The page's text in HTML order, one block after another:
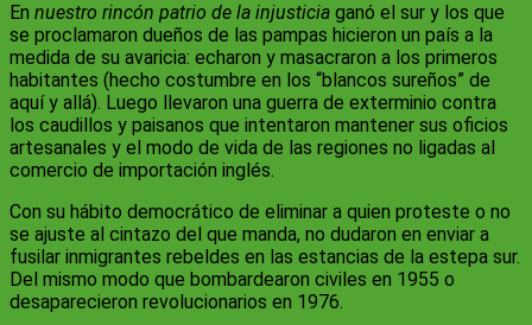
En nuestro rincón patrio de la injusticia ganó el sur y los que
se proclamaron dueños de las pampas hicieron un país a la
medida de su avaricia: echaron y masacraron a los primeros
habitantes (hecho costumbre en los “blancos sureños” de
aquí y allá). Luego llevaron una guerra de exterminio contra
los caudillos y paisanos que intentaron mantener sus oficios
artesanales y el modo de vida de las regiones no ligadas al
comercio de importación inglés.
Con su hábito democrático de eliminar a quien proteste o no
se ajuste al cintazo del que manda, no dudaron en enviar a
fusilar inmigrantes rebeldes en las estancias de la estepa sur.
Del mismo modo que bombardearon civiles en 1955 o
desaparecieron revolucionarios en 1976.